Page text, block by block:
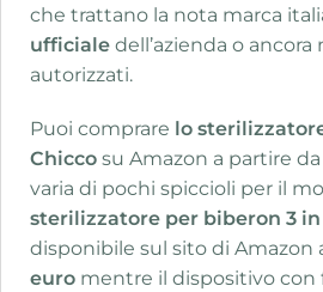
che trattano la nota marca
ufficiale dell’azienda o ancora
autorizzati.
Puoi comprare lo
Chicco su Amazon a partire da
varia di pochi spiccioli per il
sterilizzatore per biberon 3 in
disponibile sul sito di Amazon
euro mentre il dispositivo con